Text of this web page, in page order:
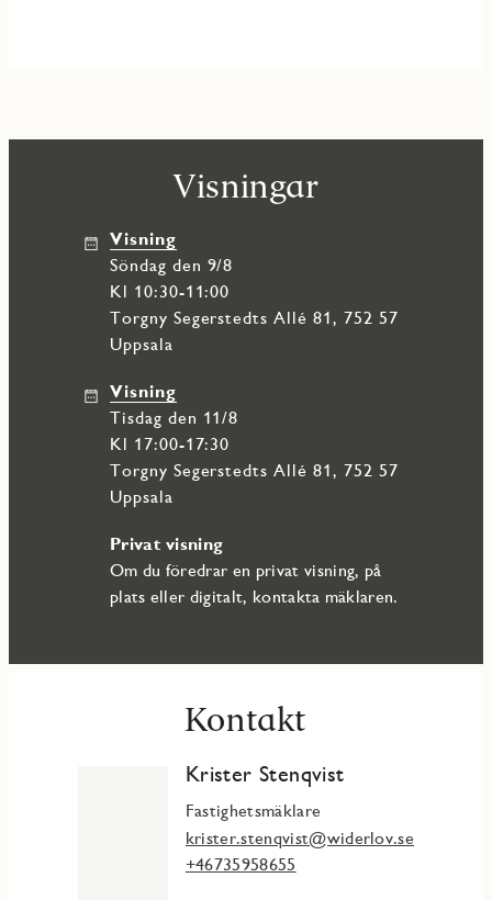
Visningar
Visning
söndag den 9/8
Kl 10:30-11:00
Torgny Segerstedts Allé 81, 752 57
Uppsala
Visning
tisdag den 11/8
Kl 17:00-17:30
Torgny Segerstedts Allé 81, 752 57
Uppsala
Privat visning
Om du föredrar en privat visning, på
plats eller digitalt, kontakta mäklaren.
Kontakt
Krister Stenqvist
Fastighetsmäklare
krister.stenqvist@widerlov.se
+46735958655